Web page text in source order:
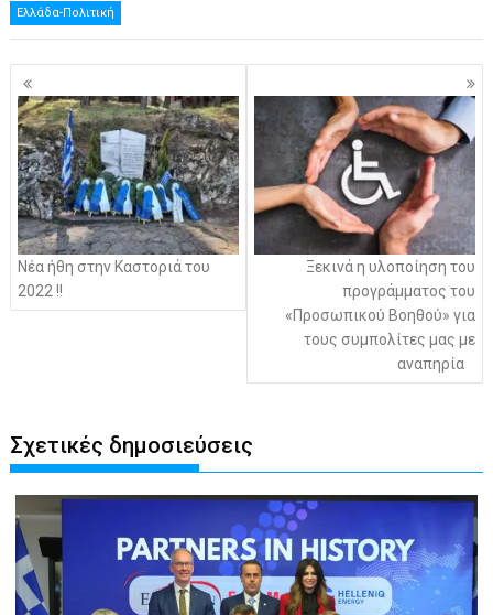
Ελλάδα-Πολιτική
Πλοήγηση
άρθρων
Νέα ήθη στην Καστοριά του
2022 !!
Ξεκινά η υλοποίηση του
προγράμματος του
«Προσωπικού Βοηθού» για
τους συμπολίτες μας με
αναπηρία
Σχετικές δημοσιεύσεις